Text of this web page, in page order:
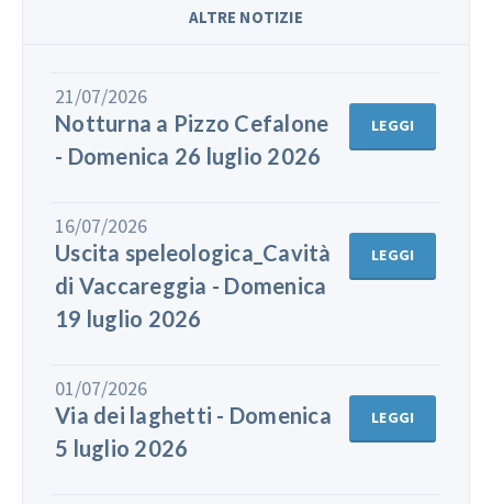
ALTRE NOTIZIE
21/07/2026
Notturna a Pizzo Cefalone
- Domenica 26 luglio 2026
LEGGI
16/07/2026
Uscita speleologica_Cavità
di Vaccareggia - Domenica
19 luglio 2026
LEGGI
01/07/2026
Via dei laghetti - Domenica
5 luglio 2026
LEGGI